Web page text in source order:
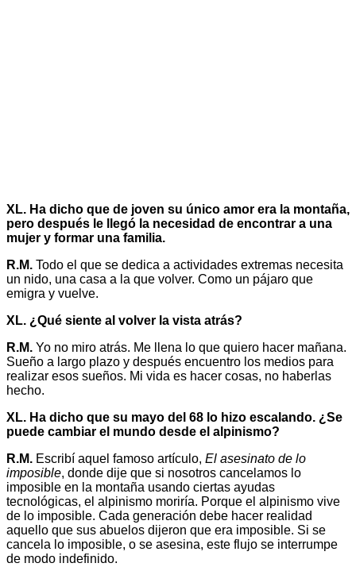
XL. Ha dicho que de joven su único amor era la montaña,
pero después le llegó la necesidad de encontrar a una
mujer y formar una familia.
R.M. Todo el que se dedica a actividades extremas necesita
un nido, una casa a la que volver. Como un pájaro que
emigra y vuelve.
XL. ¿Qué siente al volver la vista atrás?
R.M. Yo no miro atrás. Me llena lo que quiero hacer mañana.
Sueño a largo plazo y después encuentro los medios para
realizar esos sueños. Mi vida es hacer cosas, no haberlas
hecho.
XL. Ha dicho que su mayo del 68 lo hizo escalando. ¿Se
puede cambiar el mundo desde el alpinismo?
R.M. Escribí aquel famoso artículo, El asesinato de lo
imposible, donde dije que si nosotros cancelamos lo
imposible en la montaña usando ciertas ayudas
tecnológicas, el alpinismo moriría. Porque el alpinismo vive
de lo imposible. Cada generación debe hacer realidad
aquello que sus abuelos dijeron que era imposible. Si se
cancela lo imposible, o se asesina, este flujo se interrumpe
de modo indefinido.